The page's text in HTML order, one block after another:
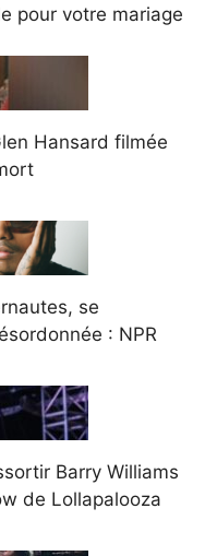
pour votre mariage
Hansard filmée
se
: NPR
Barry Williams
de Lollapalooza